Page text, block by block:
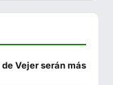
956 440 051
956 440 098
956 440 802
Vejer serán más